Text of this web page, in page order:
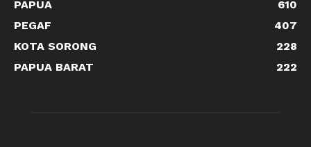
PAPUA
610
PEGAF
407
KOTA SORONG
228
PAPUA BARAT
222